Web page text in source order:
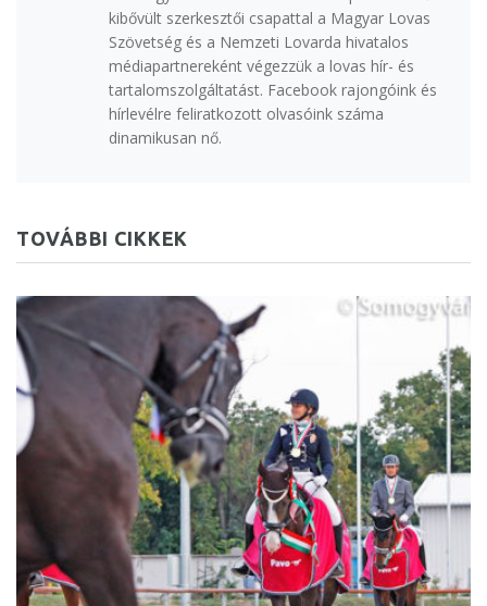
kibővült szerkesztői csapattal a Magyar Lovas
Szövetség és a Nemzeti Lovarda hivatalos
médiapartnereként végezzük a lovas hír- és
tartalomszolgáltatást. Facebook rajongóink és
hírlevélre feliratkozott olvasóink száma
dinamikusan nő.
TOVÁBBI CIKKEK